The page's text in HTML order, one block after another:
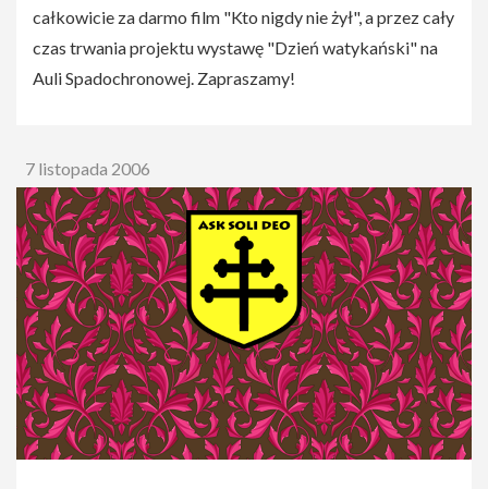
całkowicie za darmo film "Kto nigdy nie żył", a przez cały
czas trwania projektu wystawę "Dzień watykański" na
Auli Spadochronowej. Zapraszamy!
7 listopada 2006